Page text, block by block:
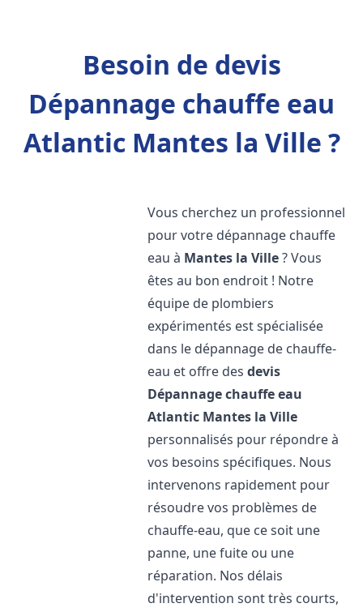
Besoin de devis
Dépannage chauffe eau
Atlantic Mantes la Ville ?
Vous cherchez un professionnel
pour votre dépannage chauffe
eau à Mantes la Ville? Vous
êtes au bon endroit ! Notre
équipe de plombiers
expérimentés est spécialisée
dans le dépannage de chauffe-
eau et offre desdevis
Dépannage chauffe eau
Atlantic Mantes la Ville
personnalisés pour répondre à
vos besoins spécifiques. Nous
intervenons rapidement pour
résoudre vos problèmes de
chauffe-eau, que ce soit une
panne, une fuite ou une
réparation. Nos délais
d'intervention sont très courts,